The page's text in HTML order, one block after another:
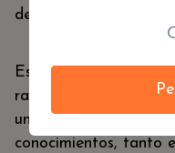
de
Es por lo que, en
ranking con los
unidades de medida
conocimientos, tanto